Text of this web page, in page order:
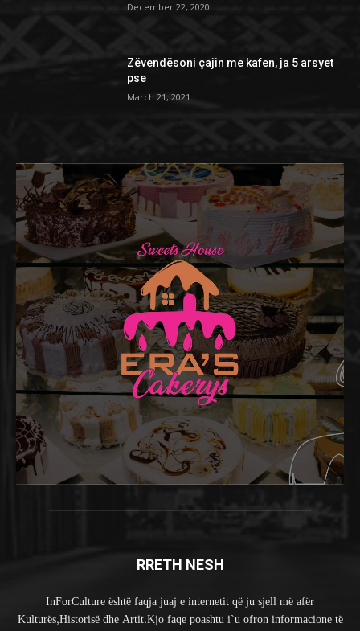
December 22, 2020
Zëvendësoni çajin me kafen, ja 5 arsyet
pse
March 21, 2021
RRETH NESH
InForCulture është faqja juaj e internetit që ju sjell më afër
Kulturës,Historisë dhe Artit.Kjo faqe poashtu i`u ofron informacione të